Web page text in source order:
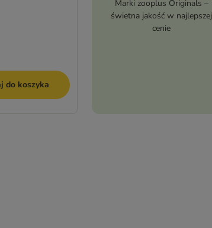
do koszyka
Marki zooplus Originals –
świetna jakość w najlepszej
cenie